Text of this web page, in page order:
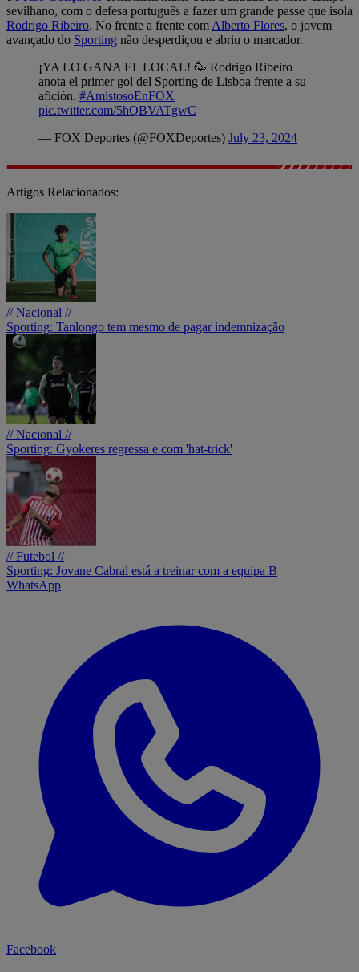
sevilhano, com o defesa português a fazer um grande passe que isola
Rodrigo Ribeiro. No frente a frente com Alberto Flores, o jovem
avançado do Sporting não desperdiçou e abriu o marcador.
¡YA LO GANA EL LOCAL! 🥳 Rodrigo Ribeiro
anota el primer gol del Sporting de Lisboa frente a su
afición. #AmistosoEnFOX
pic.twitter.com/5hQBVATgwC
— FOX Deportes (@FOXDeportes) July 23, 2024
Artigos Relacionados:
// Nacional //
Sporting: Tanlongo tem mesmo de pagar indemnização
// Nacional //
Sporting: Gyokeres regressa e com 'hat-trick'
// Futebol //
Sporting: Jovane Cabral está a treinar com a equipa B
WhatsApp
Facebook